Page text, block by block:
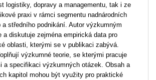
logistiky, dopravy a managementu, tak i ze
praxi v rámci segmentu nadnárodních
a středního podnikání. Autor výzkumným
a diskutuje zejména empirická data pro
oblasti, kterými se v publikaci zabývá.
výzkumné teorie, se kterými pracuje
a specifikaci výzkumných otázek. Obsah a
kapitol mohou být využity pro praktické